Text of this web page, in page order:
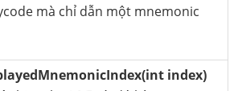
mà chỉ dẫn một mnemonic
index)